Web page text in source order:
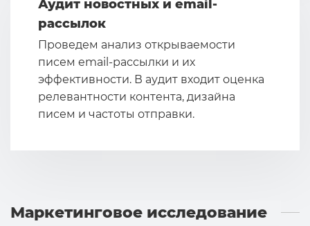
Аудит новостных и email-
рассылок
Проведем анализ открываемости
писем email-рассылки и их
эффективности. В аудит входит оценка
релевантности контента, дизайна
писем и частоты отправки.
Маркетинговое исследование